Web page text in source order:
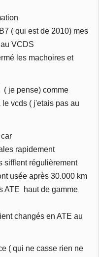
( qui est de 2010) mes
VCDS
les machoires et
je pense) comme
vcds ( j'etais pas au
rapidement
sifflent régulièrement
usée après 30.000 km
ATE haut de gamme
changés en ATE au
( qui ne casse rien ne